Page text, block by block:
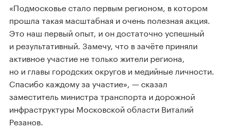
«Подмосковье стало первым регионом, в котором
прошла такая масштабная и очень полезная акция.
Это наш первый опыт, и он достаточно успешный
и результативный. Замечу, что в зачёте приняли
активное участие не только жители региона,
но и главы городских округов и медийные личности.
Спасибо каждому за участие», — сказал
заместитель министра транспорта и дорожной
инфраструктуры Московской области Виталий
Резанов.